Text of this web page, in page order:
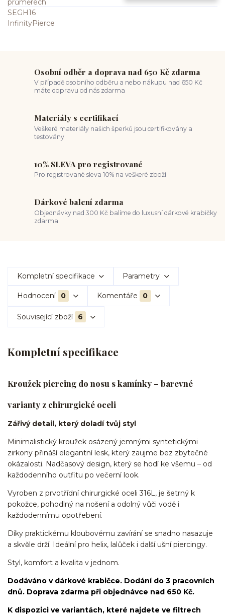
Osobní odběr a doprava nad 650 Kč zdarma
V případě osobního odběru a nebo nákupu nad 650 Kč
máte dopravu od nás zdarma
Materiály s certifikací
Veškeré materiály našich šperků jsou certifikovány a
testovány
10% SLEVA pro registrované
Pro registrované sleva 10% na veškeré zboží
Dárkové balení zdarma
Objednávky nad 300 Kč balíme do luxusní dárkové krabičky
zdarma
Kompletní specifikace Parametry
Hodnocení 0 Komentáře 0
Související zboží 6
Kompletní specifikace
Kroužek piercing do nosu s kamínky – barevné
varianty z chirurgické oceli
Zářivý detail, který doladí tvůj styl
Minimalistický kroužek osázený jemnými syntetickými
zirkony přináší elegantní lesk, který zaujme bez zbytečné
okázalosti. Nadčasový design, který se hodí ke všemu – od
každodenního outfitu po večerní look.
Vyroben z prvotřídní chirurgické oceli 316L, je šetrný k
pokožce, pohodlný na nošení a odolný vůči vodě i
každodennímu opotřebení.
Díky praktickému kloubovému zavírání se snadno nasazuje
a skvěle drží. Ideální pro helix, lalůček i další ušní piercingy.
Styl, komfort a kvalita v jednom.
Dodáváno v dárkové krabičce. Dodání do 3 pracovních
dnů. Doprava zdarma při objednávce nad 650 Kč.
K dispozici ve variantách, které najdete ve filtrech